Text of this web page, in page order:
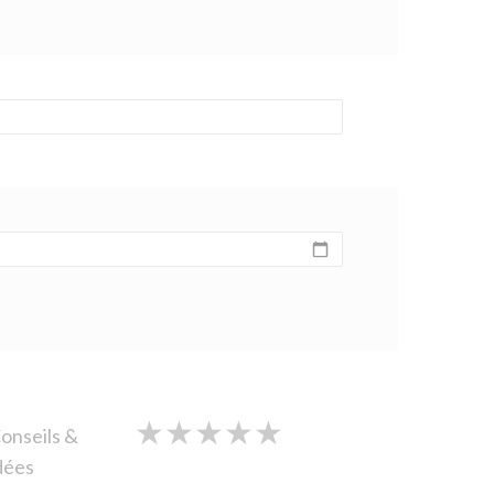
&
★
★★
★★★
★★★★
★★★★★